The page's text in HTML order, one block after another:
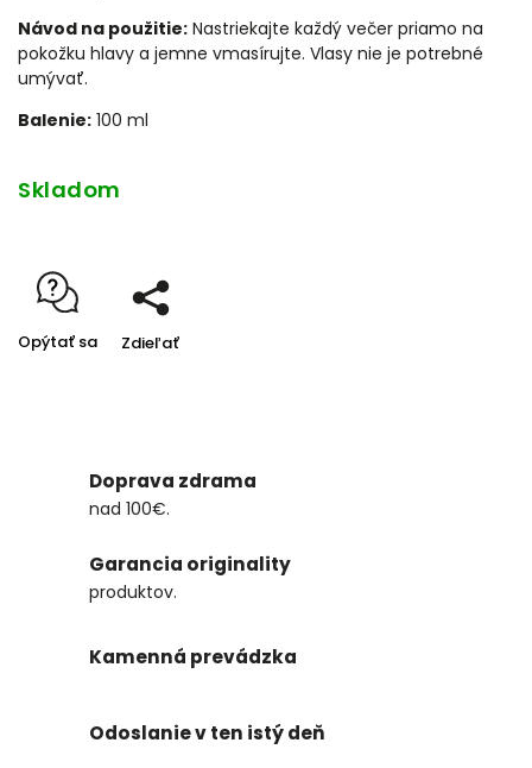
Návod na použitie: Nastriekajte každý večer priamo na
pokožku hlavy a jemne vmasírujte. Vlasy nie je potrebné
umývať.
Balenie: 100 ml
Skladom
Opýtať sa Zdieľať
Doprava zdrama
nad 100€.
Garancia originality
produktov.
Kamenná prevádzka
Odoslanie v ten istý deň